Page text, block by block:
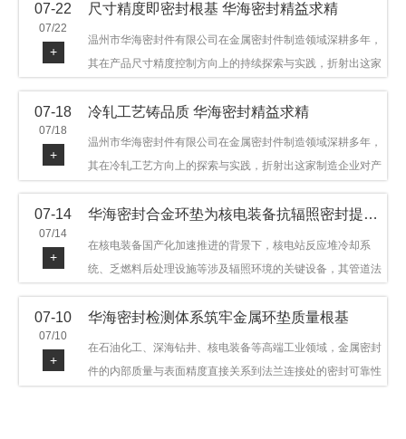
品，可提供多种材质方案，在石油机械、管道法兰、采油树、
07-22
07/22
+
尺寸精度即密封根基 华海密封精益求精
温州市华海密封件有限公司在金属密封件制造领域深耕多年，
其在产品尺寸精度控制方向上的持续探索与实践，折射出这家
产品，广泛应用于石油机械、管道法兰、采油树、井口装置等
领域。本文从尺寸精度的技术内涵及企业工艺积累等角度，呈
现华海密封在该领域的务实探索与稳步发展。
07-18
07/18
+
冷轧工艺铸品质 华海密封精益求精
温州市华海密封件有限公司在金属密封件制造领域深耕多年，
其在冷轧工艺方向上的探索与实践，折射出这家制造企业对产
品，广泛应用于石油机械、管道法兰、采油树、井口装置等领
步发展。
07-14
07/14
+
华海密封合金环垫为核电装备抗辐照密封提供可靠保障
在核电装备国产化加速推进的背景下，核电站反应堆冷却系
统、乏燃料后处理设施等涉及辐照环境的关键设备，其管道法
定与密封可靠。温州市华海密封件科技有限公司深耕金属密封
领域二十余年，依托八角垫、椭圆垫及RX/BX系列高压环垫等
全系列产品，以特种合金材质体系，为核电装备抗辐照密封提
供针对性配套方案。
07-10
07/10
+
华海密封检测体系筑牢金属环垫质量根基
在石油化工、深海钻井、核电装备等高端工业领域，金属密封
件的内部质量与表面精度直接关系到法兰连接处的密封可靠性